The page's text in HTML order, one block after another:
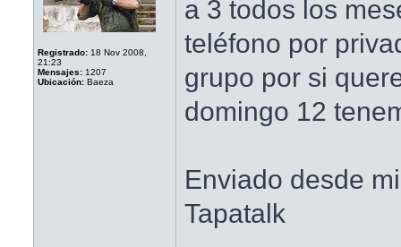
Registrado: 18 Nov 2008,
21:23
Mensajes: 1207
Ubicación: Baeza
a 3 todos los
teléfono por
grupo por si
domingo 12
Enviado desde
Tapatalk